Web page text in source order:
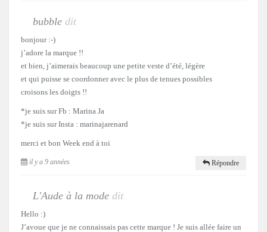
bubble dit
bonjour :-)
j’adore la marque !!
et bien, j’aimerais beaucoup une petite veste d’été, légère
et qui puisse se coordonner avec le plus de tenues possibles
croisons les doigts !!
*je suis sur Fb : Marina Ja
*je suis sur Insta : marinajarenard
merci et bon Week end à toi
il y a 9 années Répondre
L'Aude à la mode dit
Hello :)
J’avoue que je ne connaissais pas cette marque ! Je suis allée faire un